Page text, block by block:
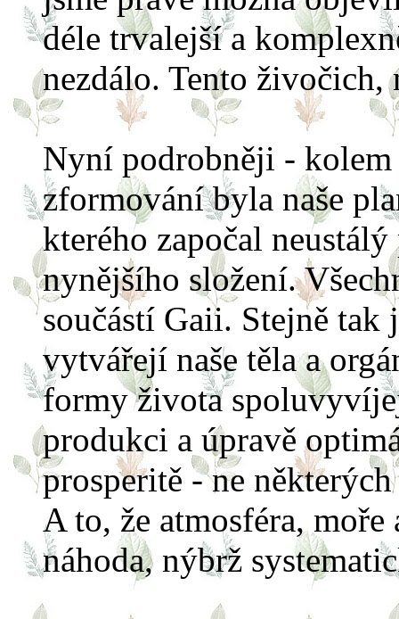
déle trvalejší a
nezdálo. Tento živočich,
Nyní podrobněji -
zformování byla naše
kterého započal
nynějšího složení.
součástí Gaii. Stejně
vytvářejí naše těla a
formy života
produkci a úpravě
prosperitě - ne
A to, že atmosféra,
náhoda, nýbrž